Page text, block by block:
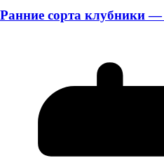
Ранние сорта клубники